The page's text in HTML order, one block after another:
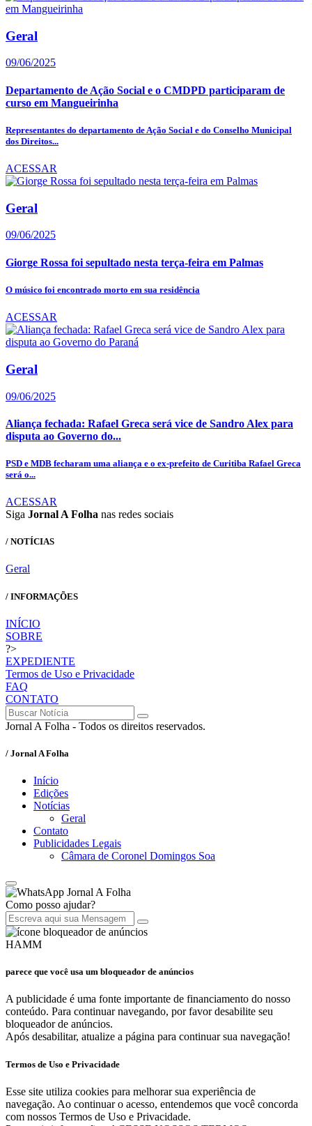
Geral
09/06/2025
Departamento de Ação Social e o CMDPD participaram de
curso em Mangueirinha
Representantes do departamento de Ação Social e do Conselho Municipal
dos Direitos...
ACESSAR
Geral
09/06/2025
Giorge Rossa foi sepultado nesta terça-feira em Palmas
O músico foi encontrado morto em sua residência
ACESSAR
Geral
09/06/2025
Aliança fechada: Rafael Greca será vice de Sandro Alex para
disputa ao Governo do...
PSD e MDB fecharam uma aliança e o ex-prefeito de Curitiba Rafael Greca
será o...
ACESSAR
Siga Jornal A Folha nas redes sociais
/ NOTÍCIAS
Geral
/ INFORMAÇÕES
INÍCIO
SOBRE
?>
EXPEDIENTE
Termos de Uso e Privacidade
FAQ
CONTATO
Jornal A Folha - Todos os direitos reservados.
/ Jornal A Folha
Início
Edições
Notícias
Geral
Contato
Publicidades Legais
Câmara de Coronel Domingos Soa
Jornal A Folha
Como posso ajudar?
HAMM
parece que você usa um bloqueador de anúncios
A publicidade é uma fonte importante de financiamento do nosso
conteúdo. Para continuar navegando, por favor desabilite seu
bloqueador de anúncios.
Após desabilitar, atualize a página para continuar sua navegação!
Termos de Uso e Privacidade
Esse site utiliza cookies para melhorar sua experiência de
navegação. Ao continuar o acesso, entendemos que você concorda
com nossos Termos de Uso e Privacidade.